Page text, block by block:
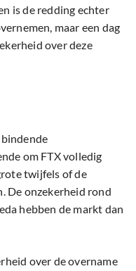
is de redding echter
maar een dag
over deze
om FTX volledig
twijfels of de
De onzekerheid rond
hebben de markt dan
over de overname